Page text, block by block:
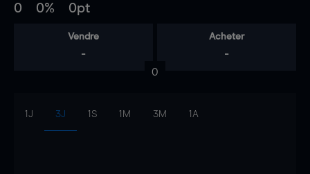
0 0% 0pt
Vendre
-
Acheter
-
0
1J 3J 1S 1M 3M 1A